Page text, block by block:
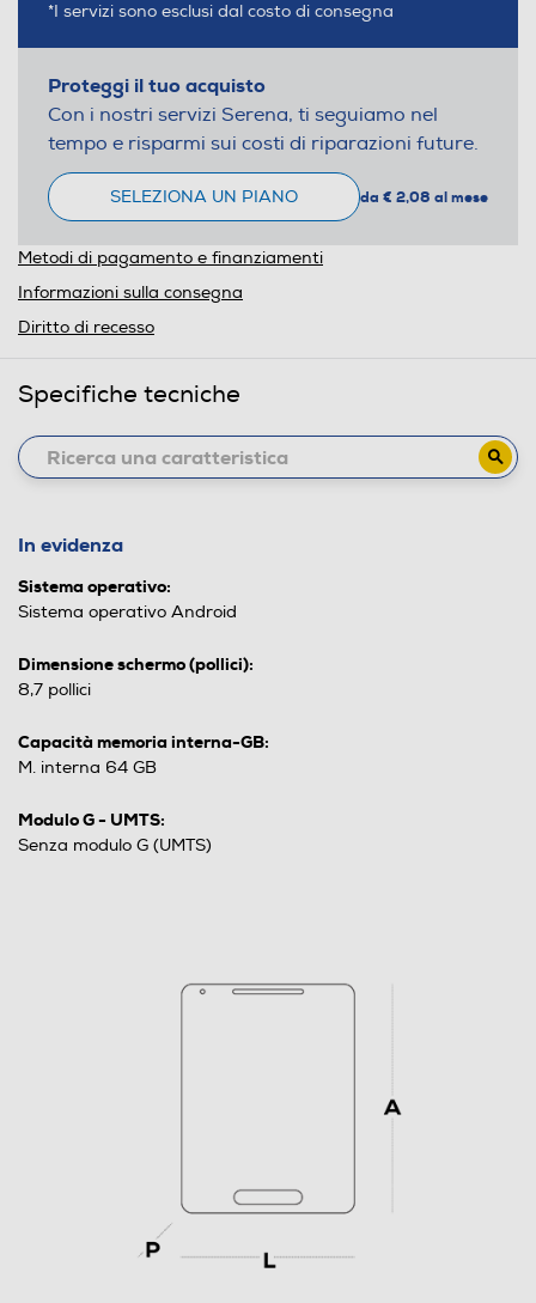
*I servizi sono esclusi dal costo di consegna
Proteggi il tuo acquisto
Con i nostri servizi Serena, ti seguiamo nel
tempo e risparmi sui costi di riparazioni future.
SELEZIONA UN PIANO da € 2,08 al mese
Metodi di pagamento e finanziamenti
Informazioni sulla consegna
Diritto di recesso
Specifiche tecniche
In evidenza
Sistema operativo:
Sistema operativo Android
Dimensione schermo (pollici):
8,7 pollici
Capacità memoria interna-GB:
M. interna 64 GB
Modulo G - UMTS:
Senza modulo G (UMTS)